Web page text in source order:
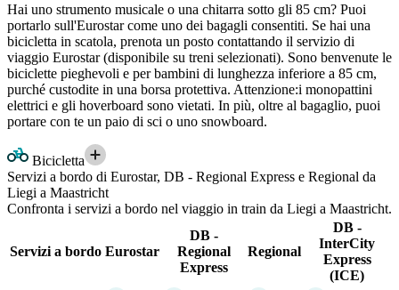
Hai uno strumento musicale o una chitarra sotto gli 85 cm? Puoi
portarlo sull'Eurostar come uno dei bagagli consentiti. Se hai una
bicicletta in scatola, prenota un posto contattando il servizio di
viaggio Eurostar (disponibile su treni selezionati). Sono benvenute le
biciclette pieghevoli e per bambini di lunghezza inferiore a 85 cm,
purché custodite in una borsa protettiva. Attenzione:i monopattini
elettrici e gli hoverboard sono vietati. In più, oltre al bagaglio, puoi
portare con te un paio di sci o uno snowboard.
Bicicletta
Servizi a bordo di Eurostar, DB - Regional Express e Regional da
Liegi a Maastricht
Confronta i servizi a bordo nel viaggio in train da Liegi a Maastricht.
Servizi a bordo Eurostar
DB -
Regional
Express
Regional
DB -
InterCity
Express
(ICE)